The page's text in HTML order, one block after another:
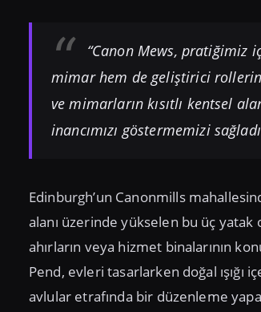
“Canon Mews, pratiğimiz
mimar hem de geliştirici
ve mimarların kısıtlı kentsel
inancımızı göstermemizi
Edinburgh’un Canonmills
alanı üzerinde yükselen bu üç yatak
ahırların veya hizmet binalarının
Pend, evleri tasarlarken doğal
avlular etrafında bir düzenleme